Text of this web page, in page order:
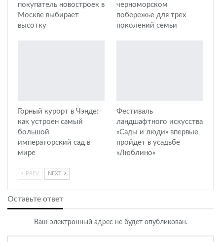
покупатель новостроек в
Москве выбирает
высотку
черноморском
побережье для трех
поколений семьи
Горный курорт в Чэнде:
как устроен самый
большой
императорский сад в
мире
Фестиваль
ландшафтного искусства
«Сады и люди» впервые
пройдет в усадьбе
«Люблино»
PREV NEXT
Оставьте ответ
Ваш электронный адрес не будет опубликован.